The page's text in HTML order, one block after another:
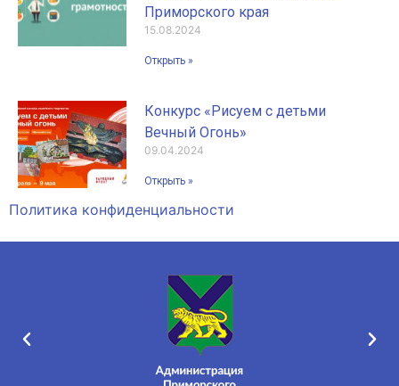
Приморского края
15.08.2024
Открыть »
Конкурс «Рисуем с детьми
Вечный Огонь»
09.04.2024
Открыть »
Политика конфиденциальности